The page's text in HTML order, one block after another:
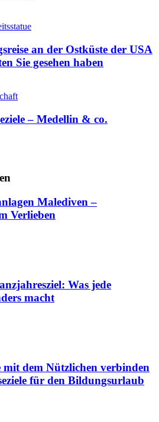
an der Ostküste der USA
Sie gesehen haben
– Medellin & co.
Malediven –
Verlieben
Was jede
macht
mit dem Nützlichen verbinden
für den Bildungsurlaub